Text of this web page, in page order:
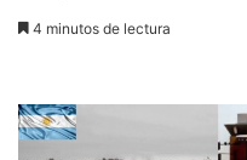
4 minutos de lectura